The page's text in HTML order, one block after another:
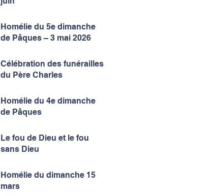
Homélie du 5e dimanche
de Pâques – 3 mai 2026
Célébration des funérailles
du Père Charles
Homélie du 4e dimanche
de Pâques
Le fou de Dieu et le fou
sans Dieu
Homélie du dimanche 15
mars